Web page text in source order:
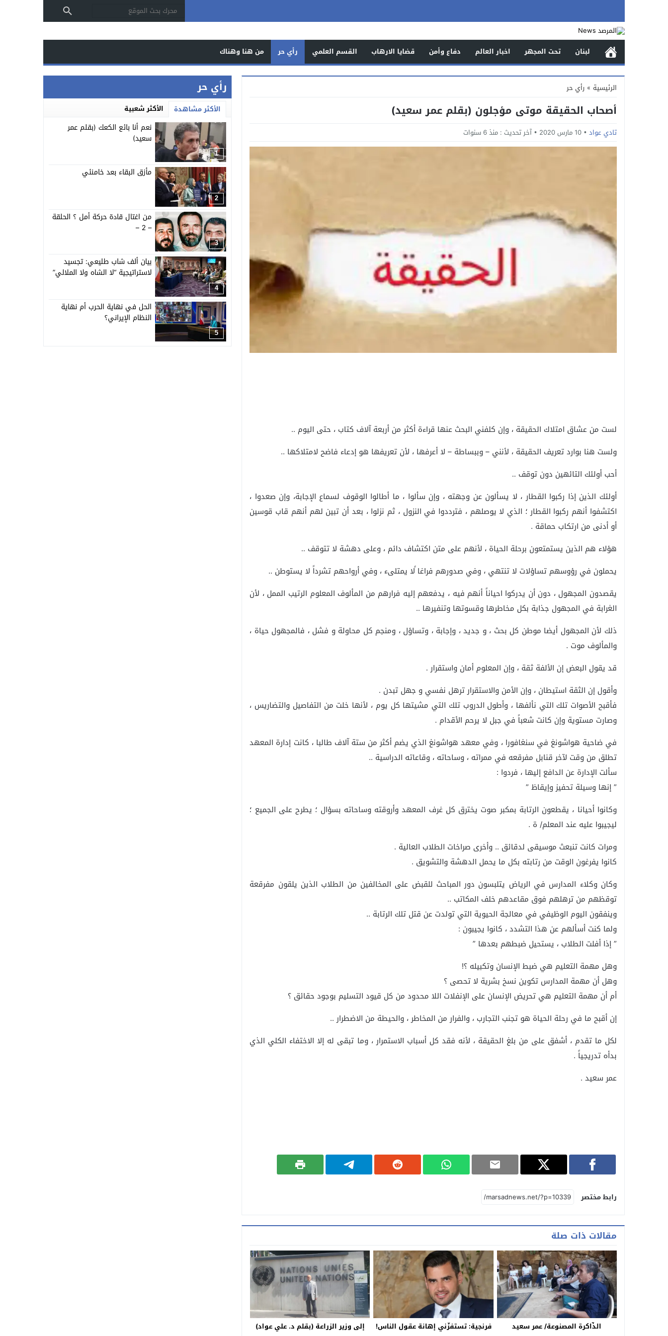
لبنان تحت المجهر اخبار العالم دفاع وأمن قضايا الارهاب القسم العلمي رأي حر من هنا وهناك
الرئيسية » رأي حر
أصحاب الحقيقة موتى مؤجلون (بقلم عمر سعيد)
تادي عواد 10 مارس 2020 آخر تحديث : منذ 6 سنوات
لست من عشاق امتلاك الحقيقة ، وإن كلفني البحث عنها قراءة أكثر من أربعة آلاف كتاب ، حتى اليوم ..
ولست هنا بوارد تعريف الحقيقة ، لأنني – وببساطة – لا أعرفها ، لأن تعريفها هو إدعاء فاضح لامتلاكها ..
أحب أولئك التائهين دون توقف ..
أولئك الذين إذا ركبوا القطار ، لا يسألون عن وجهته ، وإن سألوا ، ما أطالوا الوقوف لسماع الإجابة، وإن صعدوا ،
اكتشفوا أنهم ركبوا القطار ؛ الذي لا يوصلهم ، فترددوا في النزول ، ثم نزلوا ، بعد أن تبين لهم أنهم قاب قوسين
أو أدنى من ارتكاب حماقة .
هؤلاء هم الذين يستمتعون برحلة الحياة ، لأنهم على متن اكتشاف دائم ، وعلى دهشة لا تتوقف ..
يحملون في رؤوسهم تساؤلات لا تنتهي ، وفي صدورهم فراغا ًلا يمتلىء ، وفي أرواحهم تشرداً لا يستوطن ..
يقصدون المجهول ، دون أن يدركوا احياناً أنهم فيه ، يدفعهم إليه فرارهم من المألوف المعلوم الرتيب الممل ، لأن
الغرابة في المجهول جذابة بكل مخاطرها وقسوتها وتنفيرها ..
ذلك لأن المجهول أيضا موطن كل بحث ، و جديد ، وإجابة ، وتساؤل ، ومنجم كل محاولة و فشل ، فالمجهول حياة ،
والمألوف موت .
قد يقول البعض إن الألفة ثقة ، وإن المعلوم أمان واستقرار .
وأقول إن الثقة استيطان ، وإن الأمن والاستقرار ترهل نفسي و جهل تبدن .
فأقبح الأصوات تلك التي نألفها ، وأطول الدروب تلك التي مشيتها كل يوم ، لأنها خلت من التفاصيل والتضاريس ،
وصارت مستوية وإن كانت شعباً في جبل لا يرحم الأقدام .
في ضاحية هواشونغ في سنغافورا ، وفي معهد هواشونغ الذي يضم أكثر من ستة آلاف طالبا ، كانت إدارة المعهد
تطلق من وقت لآخر قنابل مفرقعه في ممراته ، وساحاته ، وقاعاته الدراسية ..
سألت الإدارة عن الدافع إليها ، فردوا :
” إنها وسيلة تحفيز وإيقاظ ”
وكانوا أحيانا ، يقطعون الرتابة بمكبر صوت يخترق كل غرف المعهد وأروقته وساحاته بسؤال ؛ يطرح على الجميع ؛
ليجيبوا عليه عند المعلم/ ة .
ومرات كانت تنبعث موسيقى لدقائق .. وأخرى صراخات الطلاب العالية .
كانوا يفرغون الوقت من رتابته بكل ما يحمل الدهشة والتشويق .
وكان وكلاء المدارس في الرياض يتلبسون دور المباحث للقبض على المخالفين من الطلاب الذين يلقون مفرقعة
توقظهم من ترهلهم فوق مقاعدهم خلف المكاتب ..
وينفقون اليوم الوظيفي في معالجة الحيوية التي تولدت عن قتل تلك الرتابة ..
ولما كنت أسألهم عن هذا التشدد ، كانوا يجيبون :
” إذا أفلت الطلاب ، يستحيل ضبطهم بعدها ”
وهل مهمة التعليم هي ضبط الإنسان وتكبيله ؟!
وهل أن مهمة المدارس تكوين نسخ بشرية لا تحصى ؟
أم أن مهمة التعليم هي تحريض الإنسان على الإنفلات اللا محدود من كل قيود التسليم بوجود حقائق ؟
إن أقبح ما في رحلة الحياة هو تجنب التجارب ، والفرار من المخاطر ، والحيطة من الاضطرار ..
لكل ما تقدم ، أشفق على من بلغ الحقيقة ، لأنه فقد كل أسباب الاستمرار ، وما تبقى له إلا الاختفاء الكلي الذي
بدأه تدريجياً .
عمر سعيد .
رابط مختصر
مقالات ذات صلة
الذّاكرة المصنوعة/ عمر سعيد فرنجية: تستفزّني إهانة عقول الناس! إلى وزير الزراعة (بقلم د. علي عواد)
رأي حر
الأكثر مشاهدة الأكثر شعبية
1
نعم أنا بائع الكعك (بقلم عمر
سعيد)
2
مأزق البقاء بعد خامنئي
3
من اغتال قادة حركة أمل ؟ الحلقة
– 2 –
4
بيان ألف شاب طليعي: تجسيد
لاستراتيجية “لا الشاه ولا الملالي”
5
الحل في نهاية الحرب أم نهاية
النظام الإيراني؟